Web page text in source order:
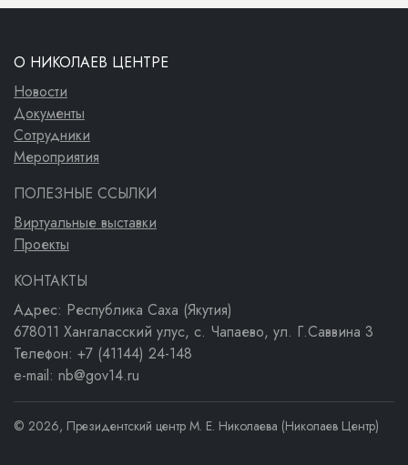
О НИКОЛАЕВ ЦЕНТРЕ
Новости
Документы
Сотрудники
Мероприятия
ПОЛЕЗНЫЕ ССЫЛКИ
Виртуальные выставки
Проекты
КОНТАКТЫ
Адрес: Республика Саха (Якутия)
678011 Хангаласский улус, с. Чапаево, ул. Г.Саввина 3
Телефон: +7 (41144) 24-148
e-mail: nb@gov14.ru
© 2026, Президентский центр М. Е. Николаева (Николаев Центр)